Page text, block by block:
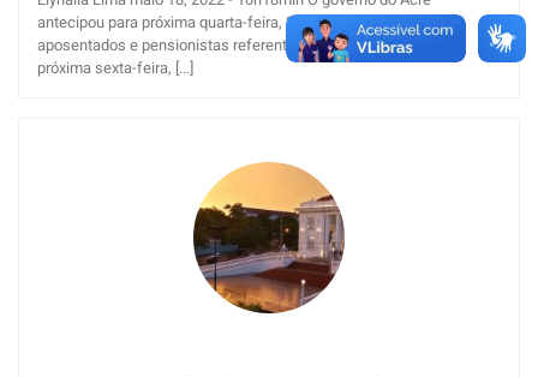
antecipou para próxima quarta-feira, 25, o pagamento dos
aposentados e pensionistas referente ao mês de maio, e para
próxima sexta-feira, [...]